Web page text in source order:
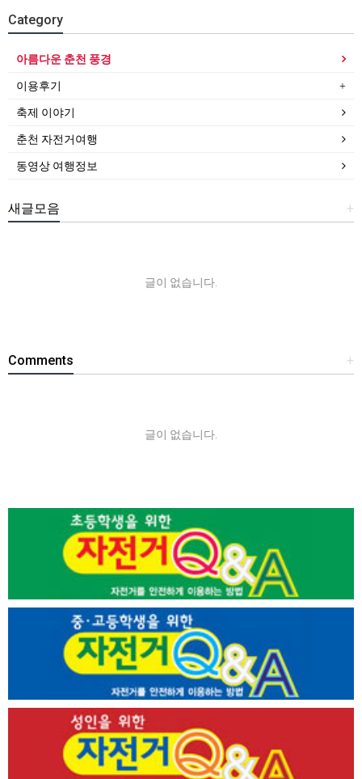
Category
아름다운 춘천 풍경
이용후기
축제 이야기
춘천 자전거여행
동영상 여행정보
+
새글모음
글이 없습니다.
+
Comments
글이 없습니다.